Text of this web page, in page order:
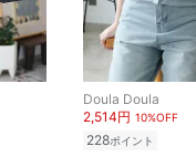
Doula Doula
2,514円 10%OFF
228ポイント